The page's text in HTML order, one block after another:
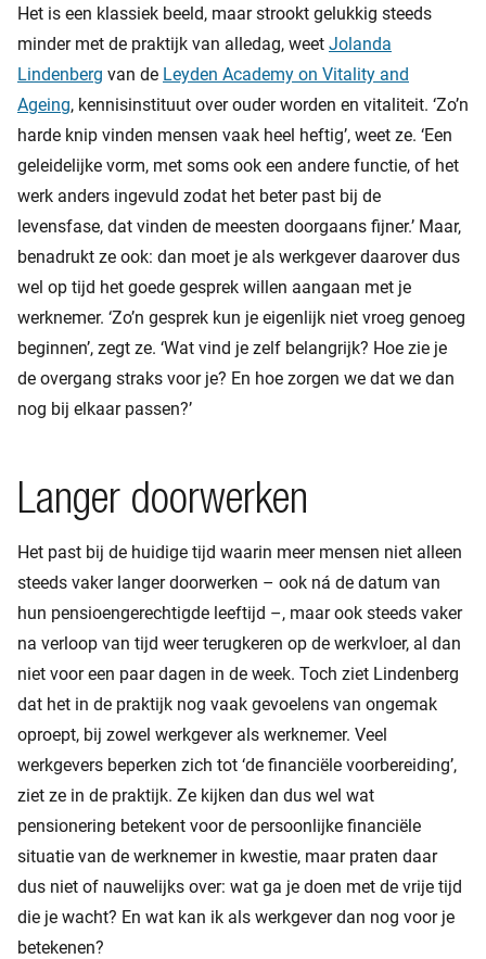
Het is een klassiek beeld, maar strookt gelukkig steeds
minder met de praktijk van alledag, weet Jolanda
Lindenberg van de Leyden Academy on Vitality and
Ageing, kennisinstituut over ouder worden en vitaliteit. ‘Zo’n
harde knip vinden mensen vaak heel heftig’, weet ze. ‘Een
geleidelijke vorm, met soms ook een andere functie, of het
werk anders ingevuld zodat het beter past bij de
levensfase, dat vinden de meesten doorgaans fijner.’ Maar,
benadrukt ze ook: dan moet je als werkgever daarover dus
wel op tijd het goede gesprek willen aangaan met je
werknemer. ‘Zo’n gesprek kun je eigenlijk niet vroeg genoeg
beginnen’, zegt ze. ‘Wat vind je zelf belangrijk? Hoe zie je
de overgang straks voor je? En hoe zorgen we dat we dan
nog bij elkaar passen?’
Langer doorwerken
Het past bij de huidige tijd waarin meer mensen niet alleen
steeds vaker langer doorwerken – ook ná de datum van
hun pensioengerechtigde leeftijd –, maar ook steeds vaker
na verloop van tijd weer terugkeren op de werkvloer, al dan
niet voor een paar dagen in de week. Toch ziet Lindenberg
dat het in de praktijk nog vaak gevoelens van ongemak
oproept, bij zowel werkgever als werknemer. Veel
werkgevers beperken zich tot ‘de financiële voorbereiding’,
ziet ze in de praktijk. Ze kijken dan dus wel wat
pensionering betekent voor de persoonlijke financiële
situatie van de werknemer in kwestie, maar praten daar
dus niet of nauwelijks over: wat ga je doen met de vrije tijd
die je wacht? En wat kan ik als werkgever dan nog voor je
betekenen?